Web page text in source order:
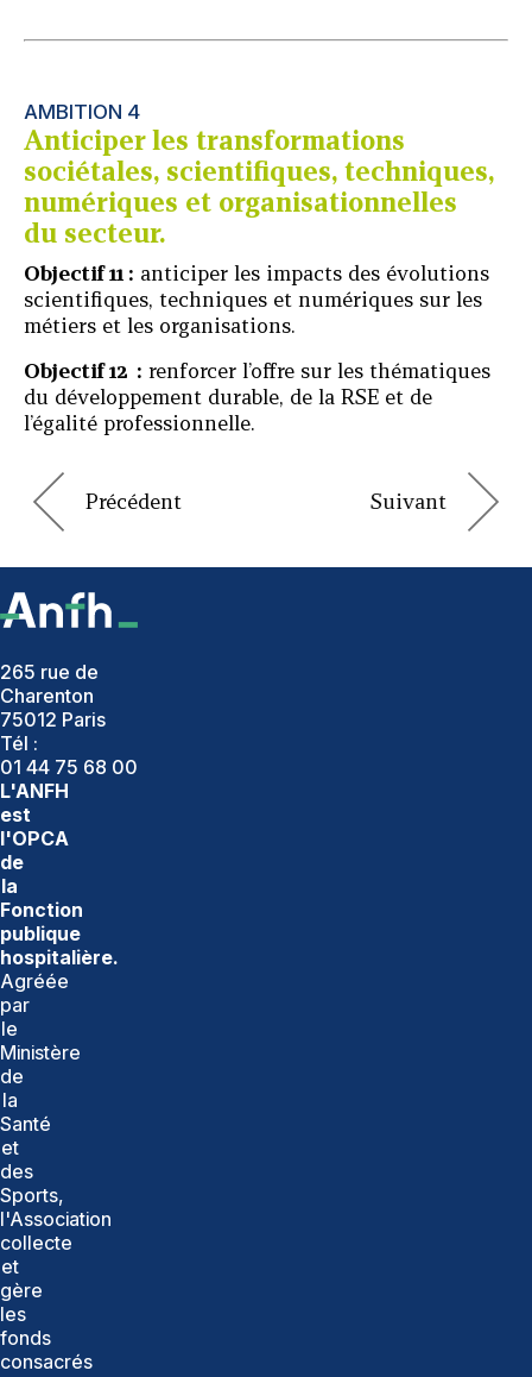
AMBITION 4
Anticiper les transformations
sociétales, scientifiques, techniques,
numériques et organisationnelles
du secteur.
Objectif 11 : anticiper les impacts des évolutions
scientifiques, techniques et numériques sur les
métiers et les organisations.
Objectif 12 : renforcer l’offre sur les thématiques
du développement durable, de la RSE et de
l’égalité professionnelle.
265 rue de
Charenton
75012 Paris
Tél :
01 44 75 68 00
L'ANFH
est
l'OPCA
de
la
Fonction
publique
hospitalière.
Agréée
par
le
Ministère
de
la
Santé
et
des
Sports,
l'Association
collecte
et
gère
les
fonds
consacrés